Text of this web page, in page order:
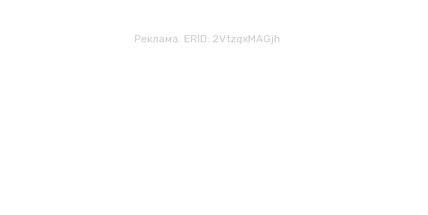
Реклама. ERID: 2VtzqxMAGjh